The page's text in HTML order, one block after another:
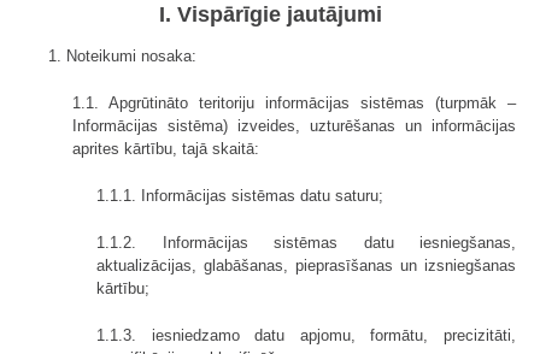
I. Vispārīgie jautājumi
1. Noteikumi nosaka:
1.1. Apgrūtināto teritoriju informācijas sistēmas (turpmāk –
Informācijas sistēma) izveides, uzturēšanas un informācijas
aprites kārtību, tajā skaitā:
1.1.1. Informācijas sistēmas datu saturu;
1.1.2. Informācijas sistēmas datu iesniegšanas,
aktualizācijas, glabāšanas, pieprasīšanas un izsniegšanas
kārtību;
1.1.3. iesniedzamo datu apjomu, formātu, precizitāti,